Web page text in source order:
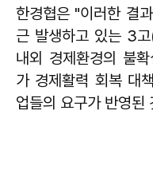
한경협은 "이러한 결
근 발생하고 있는 3
내외 경제환경의 불
가 경제활력 회복 대
업들의 요구가 반영된